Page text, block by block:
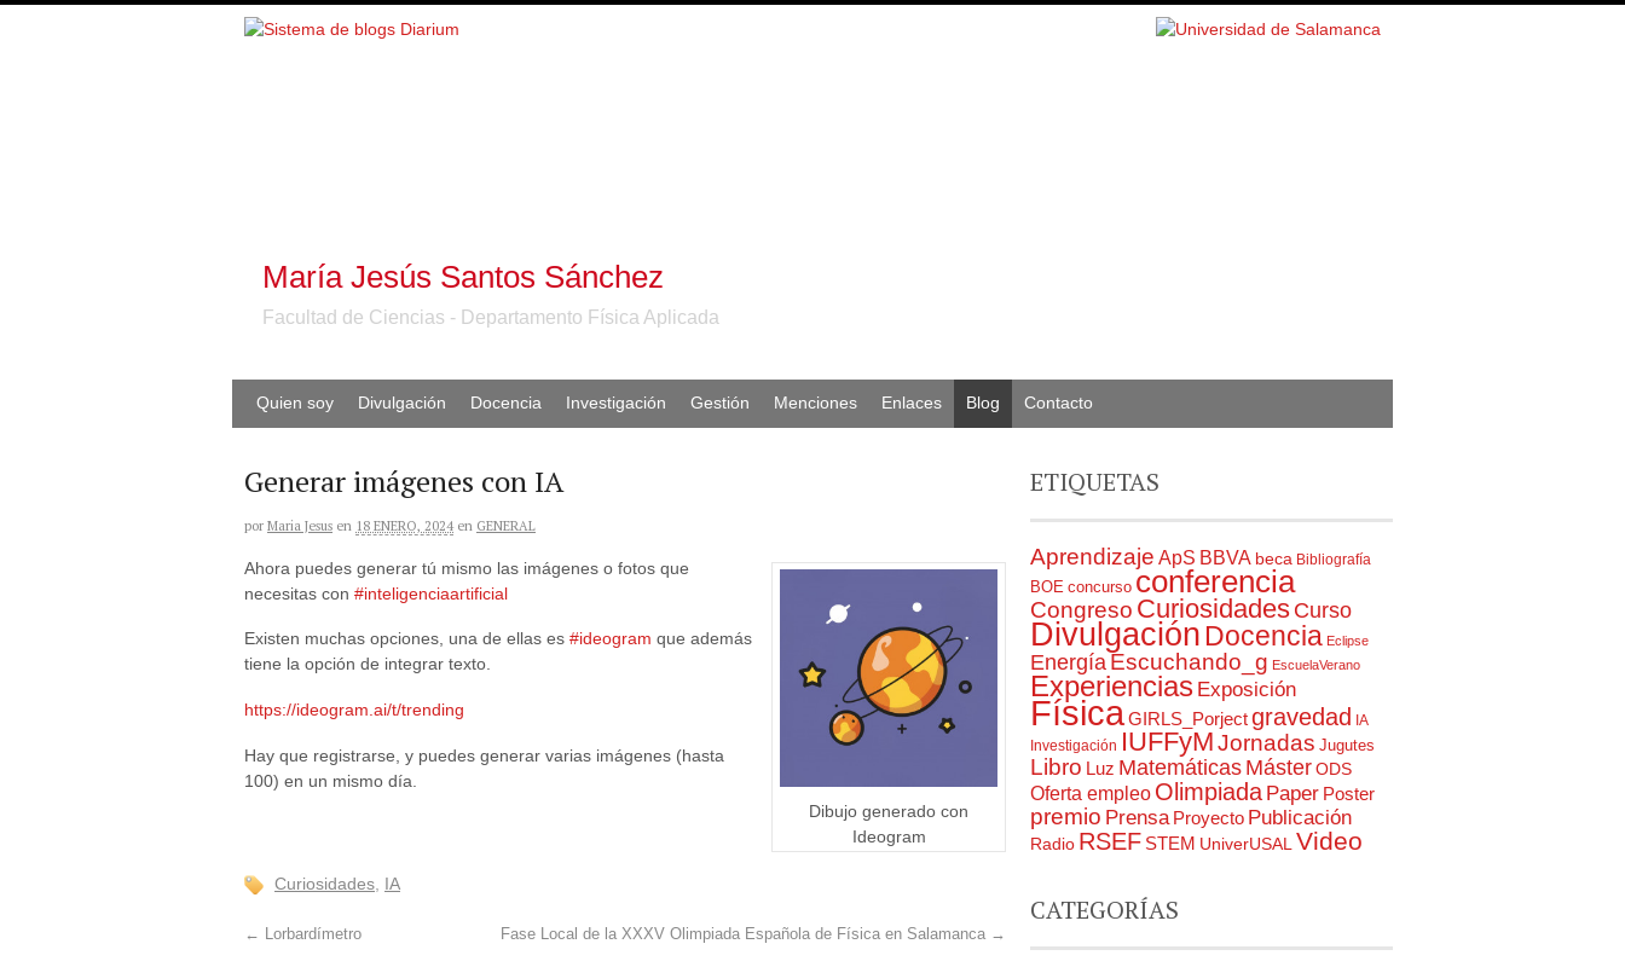
María Jesús Santos Sánchez
Facultad de Ciencias - Departamento Física Aplicada
Quien soy Divulgación Docencia Investigación Gestión Menciones Enlaces Blog Contacto
Generar imágenes con IA
por Maria Jesus en 18 ENERO, 2024 en GENERAL
Dibujo generado con
Ideogram
Ahora puedes generar tú mismo las imágenes o fotos que
necesitas con #inteligenciaartificial
Existen muchas opciones, una de ellas es #ideogram que además
tiene la opción de integrar texto.
https://ideogram.ai/t/trending
Hay que registrarse, y puedes generar varias imágenes (hasta
100) en un mismo día.
Curiosidades IA
← Lorbardímetro Fase Local de la XXXV Olimpiada Española de Física en Salamanca →
ETIQUETAS
Aprendizaje ApS BBVA beca Bibliografía
BOE concurso conferencia
Congreso Curiosidades Curso
DivulgaciónDocencia Eclipse
Energía Escuchando_g EscuelaVerano
Experiencias Exposición
FísicaGIRLS_Porjectgravedad
IA
Investigación IUFFyMJornadas Jugutes
Libro Luz Matemáticas MásterODS
Oferta empleo Olimpiada Paper Poster
premio Prensa Proyecto Publicación
Radio RSEF STEM UniverUSAL Video
CATEGORÍAS